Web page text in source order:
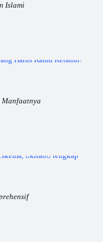
Islami
Manfaatnya